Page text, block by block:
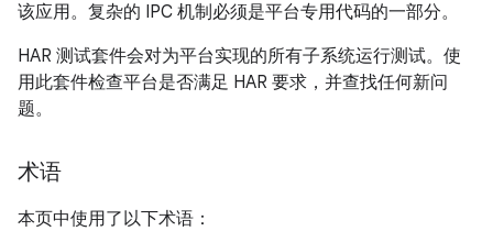
该应用。复杂的 IPC 机制必须是平台专用代码的一部分。
HAR 测试套件会对为平台实现的所有子系统运行测试。使
用此套件检查平台是否满足 HAR 要求，并查找任何新问
题。
术语
本页中使用了以下术语：